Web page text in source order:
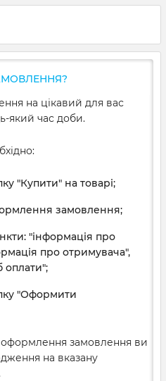
на цікавий для вас
який час доби.
"Купити" на товарі;
замовлення;
"інформація про
про отримувача",
оплати";
"Оформити
замовлення ви
на вказану